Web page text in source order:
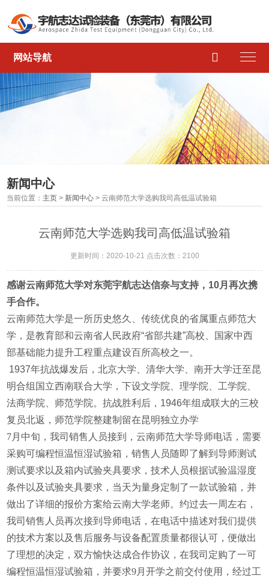
网站导航 
新闻中心
当前位置： 主页 > 新闻中心 > 云南师范大学选购我司高低温试验箱
云南师范大学选购我司高低温试验箱
更新时间：2020-10-21 点击次数：2100
感谢云南师范大学对东莞宇航志达信奈与支持，10月再次携
手合作。
云南师范大学是一所历史悠久、传统优良的省属重点师范大
学，是教育部和云南省人民政府“省部共建”高校、国家中西
部基础能力提升工程重点建设百所高校之一。
1937年抗战爆发后，北京大学、清华大学、南开大学迁至昆
明合组国立西南联合大学，下设文学院、理学院、工学院、
法商学院、师范学院。抗战胜利后，1946年组成联大的三校
复员北返，师范学院整建制留在昆明独立办学
7月中旬，我司销售人员接到，云南师范大学导师电话，需要
采购可编程恒温恒湿试验箱，销售人员 随即了解到导师测试
测试要求以及箱内试验夹具要求，技术人员根据试验温湿度
条件以及试验夹具要求，当天为量身定制了一款试验箱，并
做出了详细的报价方案给云南大学老师。约过去一周左右，
我司销售人员再次接到导师电话，在电话中描述对我们提供
的技术方案以及售后服务与设备配置质量都很认可，便做出
了理想的决定，双方愉快达成合作协议，在我司定购了一可
编程恒温恒湿试验箱，并要求9月开学之前交付使用，经过工